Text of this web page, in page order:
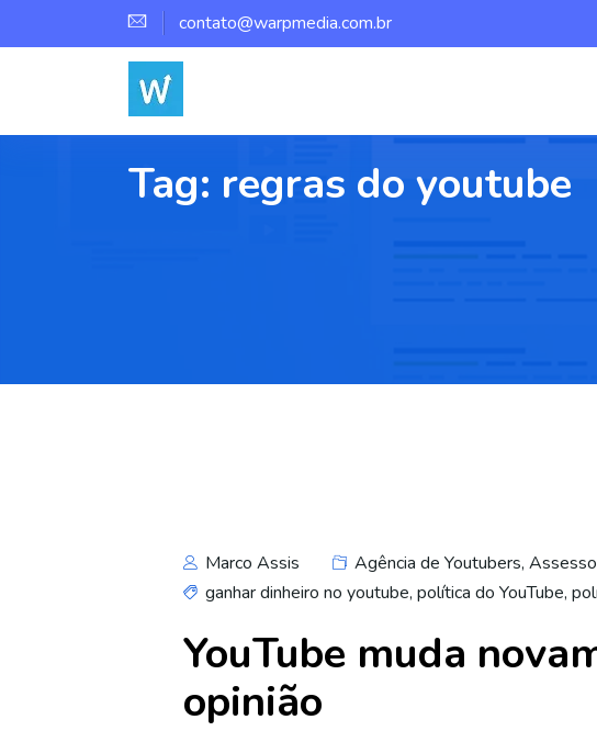
contato@warpmedia.com.br
Tag: regras do youtube
Marco Assis Agência de Youtubers,
ganhar dinheiro no youtube, política do YouTube,
YouTube muda
opinião